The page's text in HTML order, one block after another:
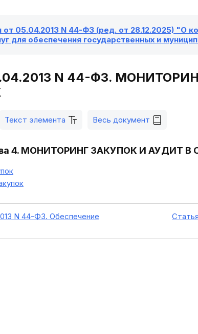
05.04.2013 N 44-ФЗ (ред. от 28.12.2025) "О
для обеспечения государственных и
N 44-ФЗ.
Текст элемента Весь документ
4. МОНИТОРИНГ ЗАКУПОК И АУДИТ В
N 44-ФЗ. Обеспечение